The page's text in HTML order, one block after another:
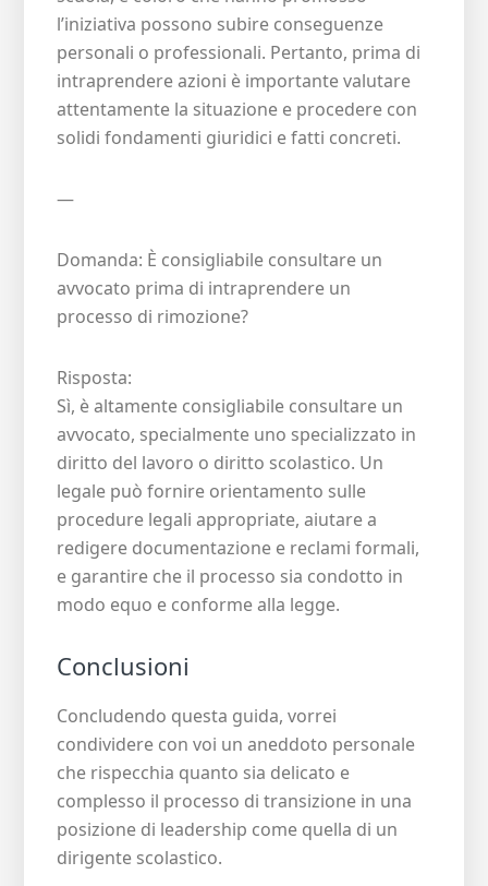
l’iniziativa possono subire conseguenze
personali o professionali. Pertanto, prima di
intraprendere azioni è importante valutare
attentamente la situazione e procedere con
solidi fondamenti giuridici e fatti concreti.
—
Domanda: È consigliabile consultare un
avvocato prima di intraprendere un
processo di rimozione?
Risposta:
Sì, è altamente consigliabile consultare un
avvocato, specialmente uno specializzato in
diritto del lavoro o diritto scolastico. Un
legale può fornire orientamento sulle
procedure legali appropriate, aiutare a
redigere documentazione e reclami formali,
e garantire che il processo sia condotto in
modo equo e conforme alla legge.
Conclusioni
Concludendo questa guida, vorrei
condividere con voi un aneddoto personale
che rispecchia quanto sia delicato e
complesso il processo di transizione in una
posizione di leadership come quella di un
dirigente scolastico.